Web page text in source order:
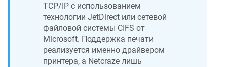
TCP/IP с использованием
технологии JetDirect или сетевой
файловой системы CIFS от
Microsoft. Поддержка печати
реализуется именно драйвером
принтера, а Netcraze лишь